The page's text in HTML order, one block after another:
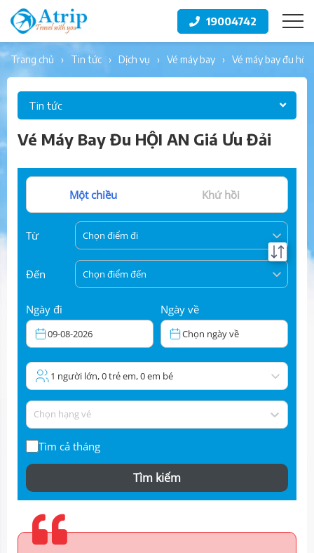
19004742
trang chủ tin tức dịch vụ vé máy bay vé máy bay đu hội
Tin tức
Vé Máy Bay Đu HỘI AN Giá Ưu Đải
Một chiều Khứ hồi
Từ Chọn điểm đi
Đến Chọn điểm đến
Ngày đi
09-08-2026
Ngày về
Chọn ngày về
1 người lớn, 0 trẻ em, 0 em bé
Chọn hạng vé
Tìm cả tháng
Tìm kiếm